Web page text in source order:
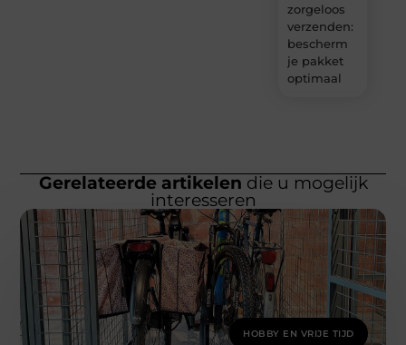
zorgeloos
verzenden:
bescherm
je pakket
optimaal
Gerelateerde artikelen die u mogelijk
interesseren
HOBBY EN VRIJE TIJD